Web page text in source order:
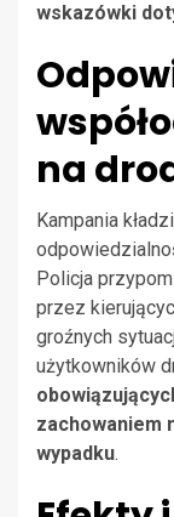
wskazówki
na
Kampania
Policja
przez
groźnych
użytkowników
zachowaniem
wypadku.